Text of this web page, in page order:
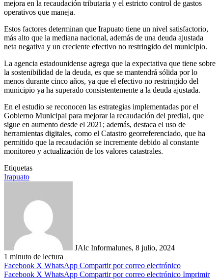
mejora en la recaudación tributaria y el estricto control de gastos
operativos que maneja.
Estos factores determinan que Irapuato tiene un nivel satisfactorio,
más alto que la mediana nacional, además de una deuda ajustada
neta negativa y un creciente efectivo no restringido del municipio.
La agencia estadounidense agrega que la expectativa que tiene sobre
la sostenibilidad de la deuda, es que se mantendrá sólida por lo
menos durante cinco años, ya que el efectivo no restringido del
municipio ya ha superado consistentemente a la deuda ajustada.
En el estudio se reconocen las estrategias implementadas por el
Gobierno Municipal para mejorar la recaudación del predial, que
sigue en aumento desde el 2021; además, destaca el uso de
herramientas digitales, como el Catastro georreferenciado, que ha
permitido que la recaudación se incremente debido al constante
monitoreo y actualización de los valores catastrales.
Etiquetas
Irapuato
JAlc Informalunes, 8 julio, 2024
1 minuto de lectura
Facebook X WhatsApp Compartir por correo electrónico
Facebook X WhatsApp Compartir por correo electrónico Imprimir